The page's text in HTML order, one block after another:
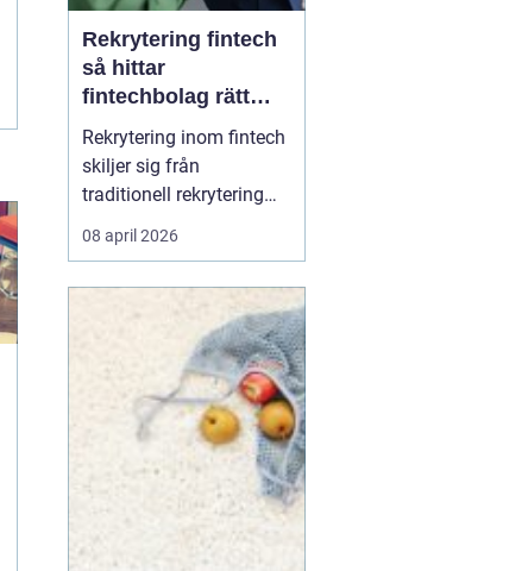
Rekrytering fintech
så hittar
fintechbolag rätt
ledare och
specialister
Rekrytering inom fintech
skiljer sig från
traditionell rekrytering
inom bank, finans eller
renodlad tech.
miljö där teknik, affär
och reglering möts och
ofta krockar.
Tillväxttakten är hög,
regelverken skärps och
konkurrens...
08 april 2026